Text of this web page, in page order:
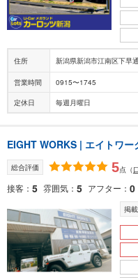
住所 新潟県新潟市江南区下早
営業時間 0915〜1745
定休日 毎週月曜日
EIGHT WORKS | エイトワー
総合評価 5点 （
接客 5 雰囲気 5 アフター 0
掲